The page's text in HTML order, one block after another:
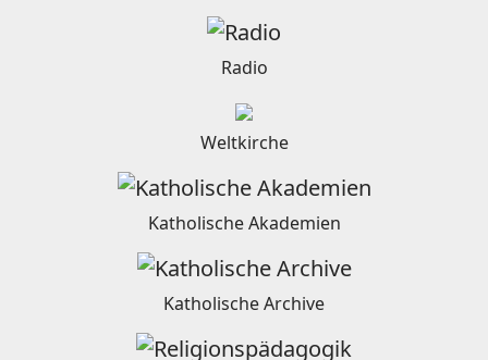
Radio
Weltkirche
Katholische Akademien
Katholische Archive